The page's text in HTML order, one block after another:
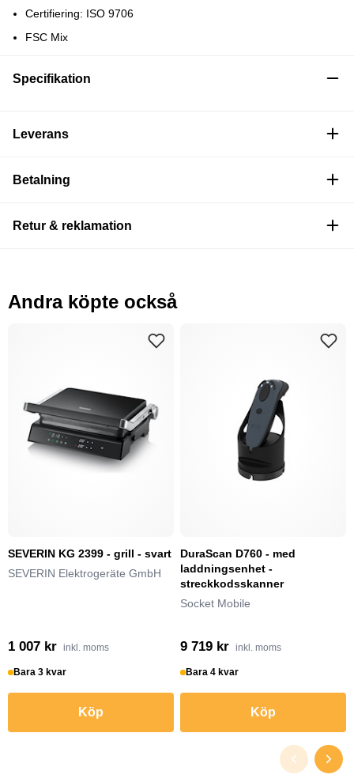
Certifiering: ISO 9706
FSC Mix
Specifikation
Leverans
Betalning
Retur & reklamation
Andra köpte också
SEVERIN KG 2399 - grill - svart
SEVERIN Elektrogeräte GmbH
1 007 kr inkl. moms
Bara 3 kvar
Köp
DuraScan D760 - med
laddningsenhet -
streckkodsskanner
Socket Mobile
9 719 kr inkl. moms
Bara 4 kvar
Köp